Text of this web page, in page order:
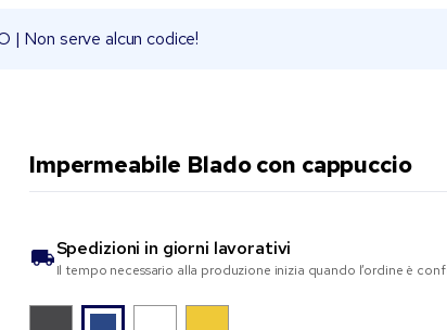
| Non serve alcun codice!
Impermeabile Blado con cappuccio
Spedizioni in giorni lavorativi
Il tempo necessario alla produzione inizia quando l’ordine è